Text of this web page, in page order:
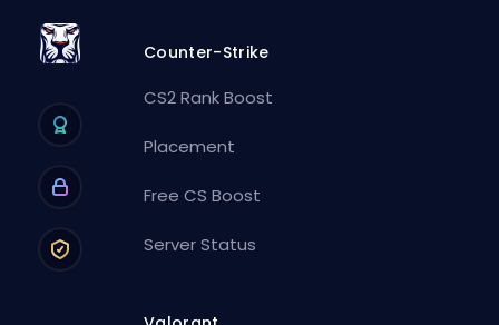
Counter-Strike
CS2 Rank Boost
Placement
Free CS Boost
Server Status